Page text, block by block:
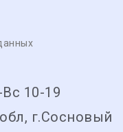
10-19
г.Сосновый